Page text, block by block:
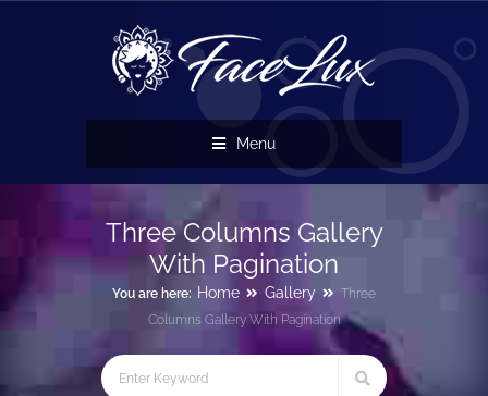
Menu
Three Columns Gallery
With Pagination
You are here: Home Gallery
Three
Columns Gallery With Pagination